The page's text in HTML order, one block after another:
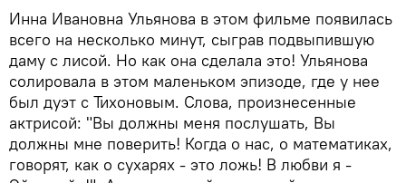
Инна Ивановна Ульянова в этом фильме появилась
всего на несколько минут, сыграв подвыпившую
даму с лисой. Но как она сделала это! Ульянова
солировала в этом маленьком эпизоде, где у нее
был дуэт с Тихоновым. Слова, произнесенные
актрисой: "Вы должны меня послушать, Вы
должны мне поверить! Когда о нас, о математиках,
говорят, как о сухарях - это ложь! В любви я -